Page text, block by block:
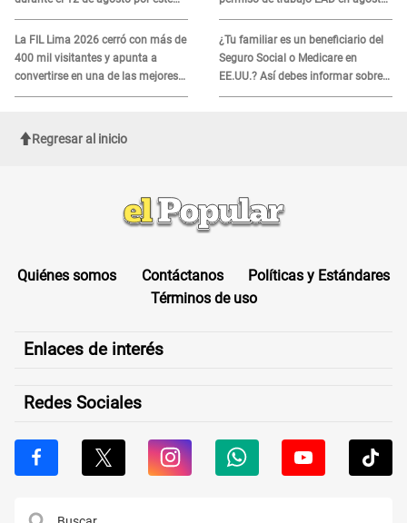
MOTIVO
La FIL Lima 2026 cerró con más de
400 mil visitantes y apunta a
convertirse en una de las mejores
ferias de Latinoamérica
del 2026
¿Tu familiar es un beneficiario del
Seguro Social o Medicare en
EE.UU.? Así debes informar sobre
su muerte para EVITAR COBROS
Regresar al inicio
Quiénes somos Contáctanos
Políticas y Estándares
Términos de uso
Enlaces de interés
Redes Sociales